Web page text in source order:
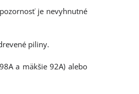
je nevyhnutné
piliny.
a mäkšie 92A) alebo